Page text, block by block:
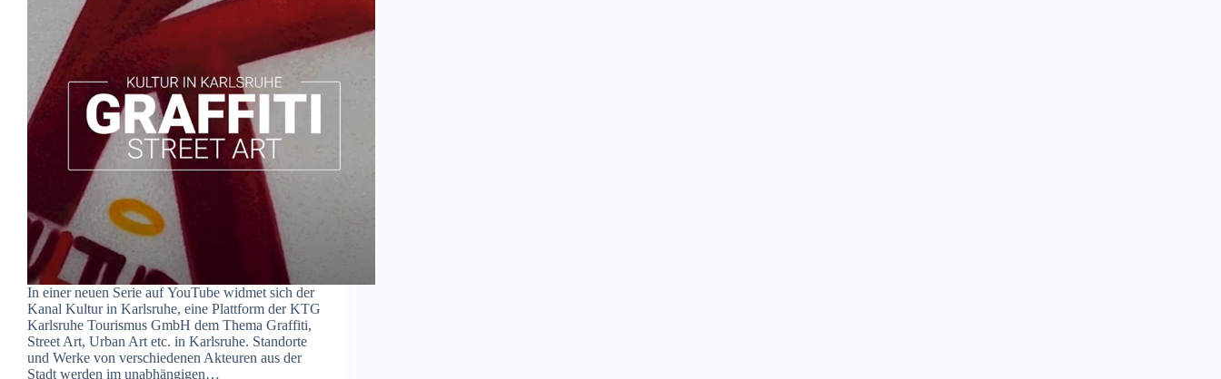
In einer neuen Serie auf YouTube widmet sich der
Kanal Kultur in Karlsruhe, eine Plattform der KTG
Karlsruhe Tourismus GmbH dem Thema Graffiti,
Street Art, Urban Art etc. in Karlsruhe. Standorte
und Werke von verschiedenen Akteuren aus der
Stadt werden im unabhängigen…